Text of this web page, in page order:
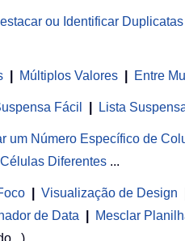
ou Identificar Duplicatas
Múltiplos Valores Entre
Fácil Lista
um Número Específico de
Diferentes ...
Visualização de Design
de Data Mesclar